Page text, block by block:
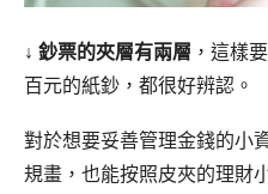
↓ 鈔票的夾層有兩層 ，這樣
百元的紙鈔，都很好辨認。
對於想要妥善管理金錢的小
規畫，也能按照皮夾的理財